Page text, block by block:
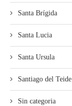
Santa Brígida
Santa Lucia
Santa Ursula
Santiago del Teide
Sin categoria